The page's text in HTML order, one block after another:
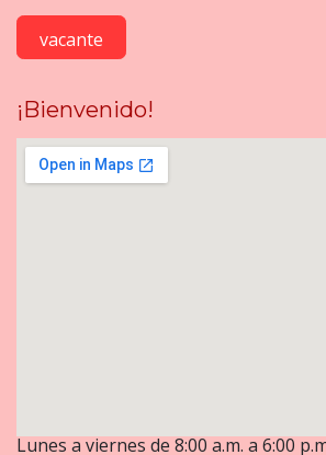
vacante
¡Bienvenido!
Lunes a viernes de 8:00 a.m. a 6:00